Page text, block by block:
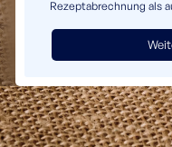
Rezeptabrechnung als